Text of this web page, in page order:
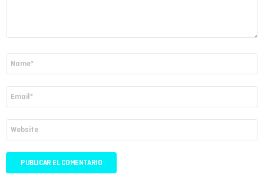
electrónico
*